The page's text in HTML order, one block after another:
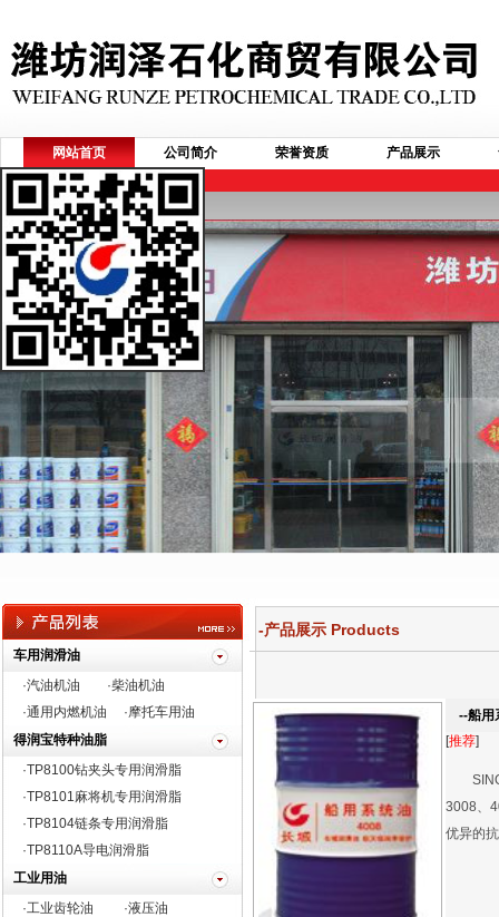
网站首页 公司简介 荣誉资质 产品展示
车用润滑油
·汽油机油
·柴油机油
·通用内燃机油
·摩托车用油
得润宝特种油脂
·TP8100钻夹头专用润滑脂
·TP8101麻将机专用润滑脂
·TP8104链条专用润滑脂
·TP8110A导电润滑脂
工业用油
·工业齿轮油
·液压油
-产品展示 Products
--船用
[推荐]
3008、
优异的